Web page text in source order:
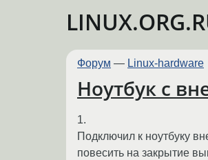
Форум — Linux-hardware
Ноутбук с
1.
Подключил к ноутбуку
повесить на закрытие